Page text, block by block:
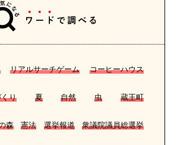
リアルサーチゲーム コーヒーハウス
り 夏 自然 虫 蔵王町
森 憲法 選挙報道 衆議院議員総選挙